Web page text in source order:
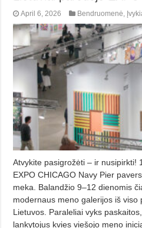
April 6, 2026 Bendruomenė
Atvykite pasigrožėti – ir nusipirkti!
EXPO CHICAGO Navy Pier
meka. Balandžio 9–12 dienomis
modernaus meno galerijos iš viso
Lietuvos. Paraleliai vyks
lankytojus kvies viešojo meno